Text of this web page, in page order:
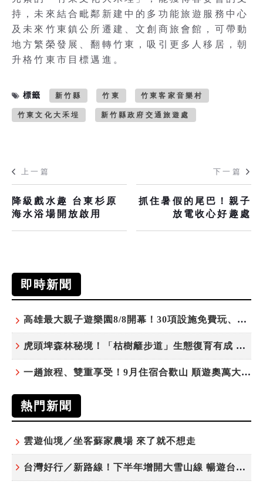
持，未來結合毗鄰新建中的多功能旅遊服務中心
及未來竹東鎮公所遷建、文創商旅會館，可帶動
地方繁榮發展、翻轉竹東，吸引更多人移居，朝
升格竹東市目標邁進。
標籤 新竹縣 竹東 竹東客家音樂村
竹東文化大禾埕 新竹縣政府交通旅遊處
上一篇
降級戲水趣 台東杉原
海水浴場開放啟用
下一篇
抓住暑假的尾巴！親子
放電收心好趣處
即時新聞
高雄最大親子遊樂園8/8開幕！30項設施免費玩、YOYO家族嗨翻暑假
虎頭埤森林秘境！「枯樹籬步道」生態復育有成 走進大自然生命教室
一趟旅程、雙重享受！9月住宿合歡山 順遊奧萬大10元優惠入園
熱門新聞
雲遊仙境／坐客蘇家農場 來了就不想走
台灣好行／新路線！下半年增開大雪山線 暢遊台中更便利